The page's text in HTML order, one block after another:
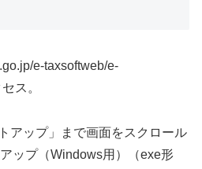
e-taxsoftweb/e-
ス。
アップ」まで画面をスクロール
ップ（Windows用）（exe形